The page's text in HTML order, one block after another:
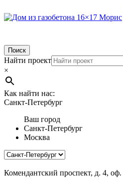
Поиск
Найти проект
×
Как найти нас:
Санкт-Петербург
Ваш город
Санкт-Петербург
Москва
Комендантский проспект, д. 4, оф.